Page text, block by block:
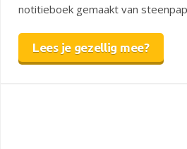
notitieboek gemaakt van
Lees je gezellig mee?